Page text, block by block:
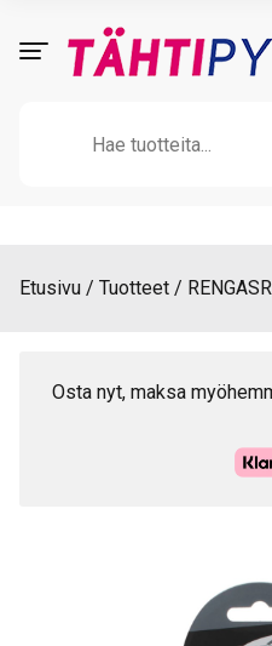
Etusivu Tuotteet
Osta nyt, maksa